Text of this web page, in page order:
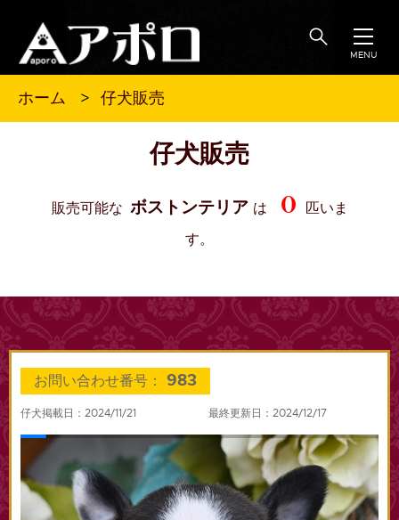
MENU
ホーム 仔犬販売
仔犬販売
販売可能な ボストンテリアは 0 匹いま
す。
お問い合わせ番号： 983
仔犬掲載日：2024/11/21 最終更新日：2024/12/17